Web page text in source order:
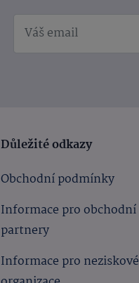
Důležité odkazy
Obchodní podmínky
Informace pro obchodní
partnery
Informace pro neziskové